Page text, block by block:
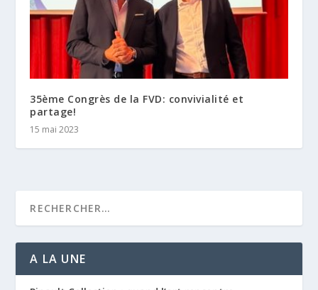
35ème Congrès de la FVD: convivialité et
partage!
15 mai 2023
A LA UNE